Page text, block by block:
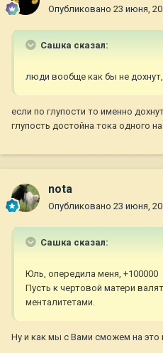
Опубликовано 23 июня,
Сашка сказал:
люди вообще как бы не
если по глупости то именно
глупость достойна тока одного
nota
Опубликовано 23 июня,
Сашка сказал:
Юль, опередила меня, +100000
Пусть к чертовой матери
менталитетами.
Ну и как мы с Вами сможем на это